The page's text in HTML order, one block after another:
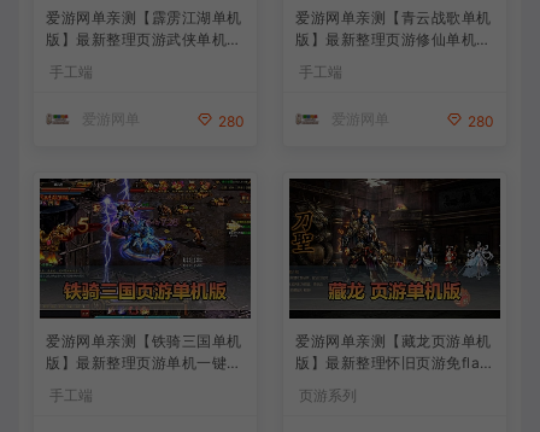
爱游网单亲测【霹雳江湖单机
版】最新整理页游武侠单机一
户端 GM后台 通用视频教学
手工端
爱游网单 280
爱游网单亲测【青云战歌单机
版】最新整理页游修仙单机一
户端 GM后台 通用视频教学
手工端
爱游网单 280
爱游网单亲测【铁骑三国单机
版】最新整理页游单机一键端
Win系单机服务端PC客户端
GM后台 通用视频教学+手工
手工端
爱游网单亲测【藏龙页游单机
版】最新整理怀旧页游免flas
h 带GM充值物品GM工具 解
压一键启动 视频安装教学
页游系列